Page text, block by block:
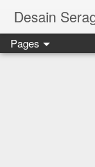
Desain
Pages